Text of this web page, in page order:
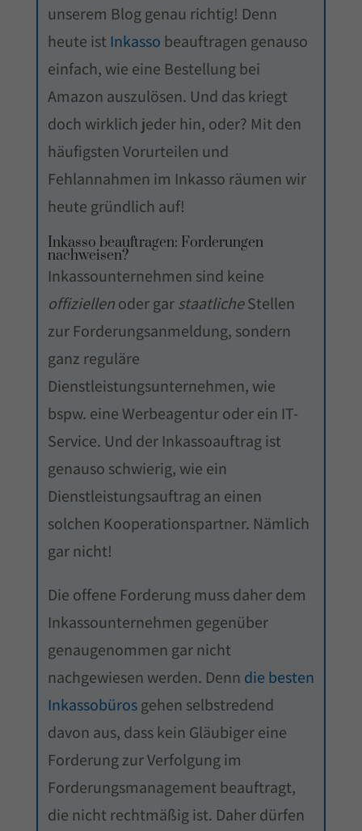
unserem Blog genau richtig! Denn
heute ist Inkasso beauftragen genauso
einfach, wie eine Bestellung bei
Amazon auszulösen. Und das kriegt
doch wirklich jeder hin, oder? Mit den
häufigsten Vorurteilen und
Fehlannahmen im Inkasso räumen wir
heute gründlich auf!
Inkasso beauftragen: Forderungen
nachweisen?
Inkassounternehmen sind keine
offiziellenoder garstaatlicheStellen
zur Forderungsanmeldung, sondern
ganz reguläre
Dienstleistungsunternehmen, wie
bspw. eine Werbeagentur oder ein IT-
Service. Und der Inkassoauftrag ist
genauso schwierig, wie ein
Dienstleistungsauftrag an einen
solchen Kooperationspartner. Nämlich
gar nicht!
Die offene Forderung muss daher dem
Inkassounternehmen gegenüber
genaugenommen gar nicht
nachgewiesen werden. Denn die besten
Inkassobürosgehen selbstredend
davon aus, dass kein Gläubiger eine
Forderung zur Verfolgung im
Forderungsmanagement beauftragt,
die nicht rechtmäßig ist. Daher dürfen